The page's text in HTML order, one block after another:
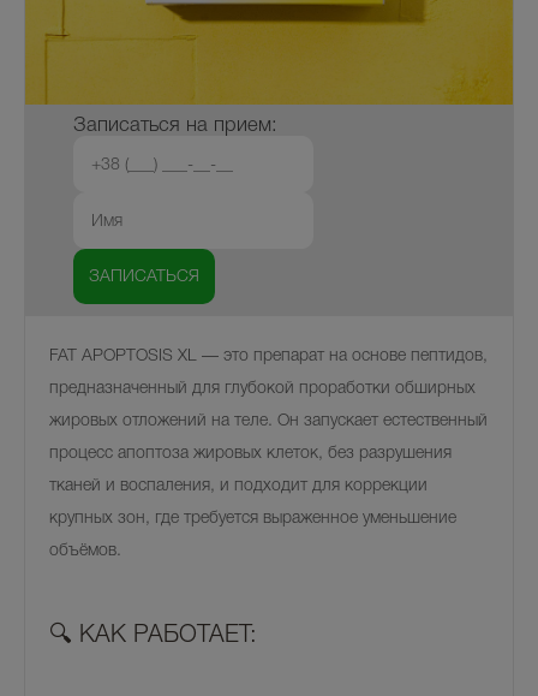
Записаться на прием:
FAT APOPTOSIS XL — это препарат на основе пептидов,
предназначенный для глубокой проработки обширных
жировых отложений на теле. Он запускает естественный
процесс апоптоза жировых клеток, без разрушения
тканей и воспаления, и подходит для коррекции
крупных зон, где требуется выраженное уменьшение
объёмов.
🔍 КАК РАБОТАЕТ: